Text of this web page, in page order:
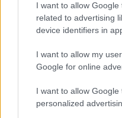
I want to allow
related to advertising
device identifiers in
I want to allow my
Google for online
I want to allow Google
personalized
A projekt részeként
műemlékek, köztük a
Várkanyarban álló
M1